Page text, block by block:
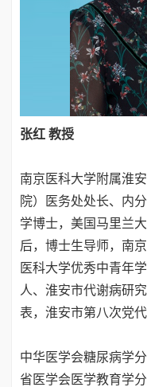
张红 教授
南京医科大学附属淮
院）医务处处长、内
学博士，美国马里兰
后，博士生导师，南
医科大学优秀中青年
人、淮安市代谢病研
表，淮安市第八次党代
中华医学会糖尿病学
省医学会医学教育学